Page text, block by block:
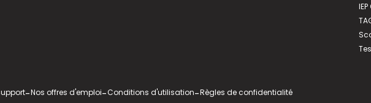
-Nos offres d'emploi-Conditions d'utilisation-Règles de confidentialité